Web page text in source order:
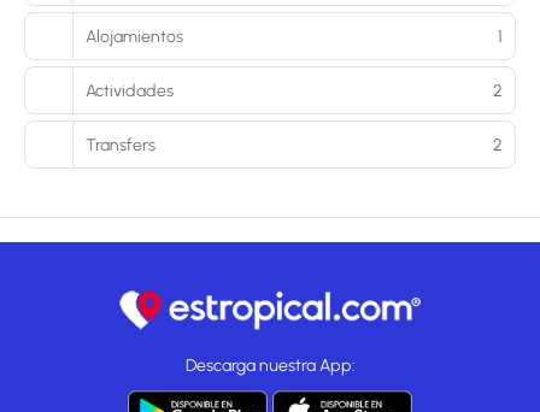
Alojamientos 1
Actividades 2
Transfers 2
Descarga nuestra App: